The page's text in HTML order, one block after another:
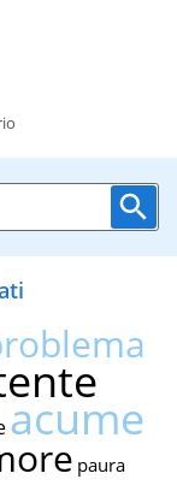
acume
paura